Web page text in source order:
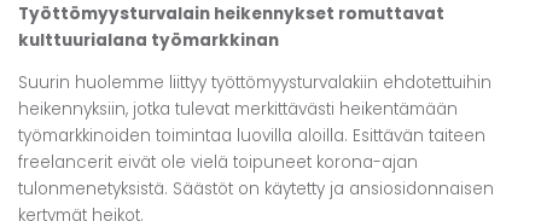
Työttömyysturvalain heikennykset romuttavat
kulttuurialana työmarkkinan
Suurin huolemme liittyy työttömyysturvalakiin ehdotettuihin
heikennyksiin, jotka tulevat merkittävästi heikentämään
työmarkkinoiden toimintaa luovilla aloilla. Esittävän taiteen
freelancerit eivät ole vielä toipuneet korona-ajan
tulonmenetyksistä. Säästöt on käytetty ja ansiosidonnaisen
kertymät heikot.